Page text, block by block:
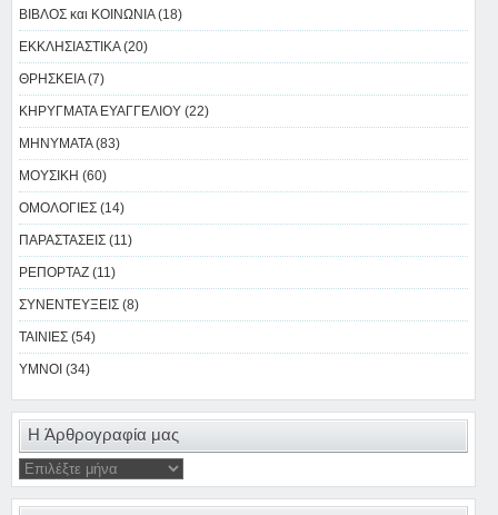
ΒΙΒΛΟΣ και ΚΟΙΝΩΝΙΑ (18)
ΕΚΚΛΗΣΙΑΣΤΙΚΑ (20)
ΘΡΗΣΚΕΙΑ (7)
ΚΗΡΥΓΜΑΤΑ ΕΥΑΓΓΕΛΙΟΥ (22)
ΜΗΝΥΜΑΤΑ (83)
ΜΟΥΣΙΚΗ (60)
ΟΜΟΛΟΓΙΕΣ (14)
ΠΑΡΑΣΤΑΣΕΙΣ (11)
ΡΕΠΟΡΤΑΖ (11)
ΣΥΝΕΝΤΕΥΞΕΙΣ (8)
ΤΑΙΝΙΕΣ (54)
ΥΜΝΟΙ (34)
Η Άρθρογραφία μας